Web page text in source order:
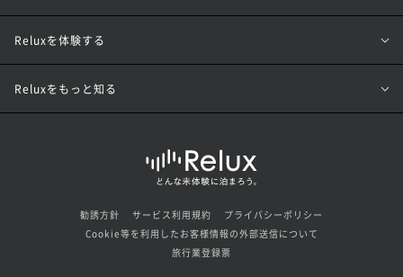
Reluxを体験する
Reluxをもっと知る
勧誘方針 サービス利用規約
プライバシーポリシー
Cookie等を利用したお客様情報の外部送信について
旅行業登録票